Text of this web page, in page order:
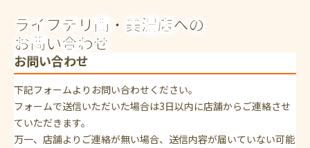
ライフデリ関・美濃店への
お問い合わせ
お問い合わせ
下記フォームよりお問い合わせください。
フォームで送信いただいた場合は3日以内に店舗からご連絡させ
ていただきます。
万一、店舗よりご連絡が無い場合、送信内容が届いていない可能